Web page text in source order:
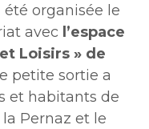
organisée le
avec l’espace
Loisirs » de
petite sortie a
et habitants de
Pernaz et le